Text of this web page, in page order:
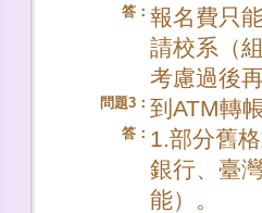
答： 報名費只
請校系（
考慮過後
問題3： 到ATM轉
答： 1.部分舊
銀行、臺
能）。